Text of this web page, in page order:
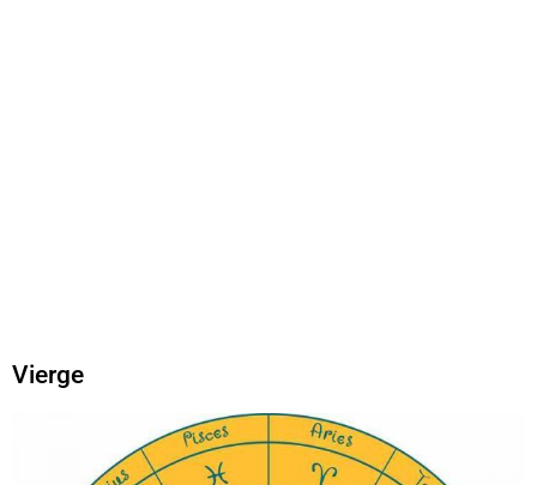
Vierge